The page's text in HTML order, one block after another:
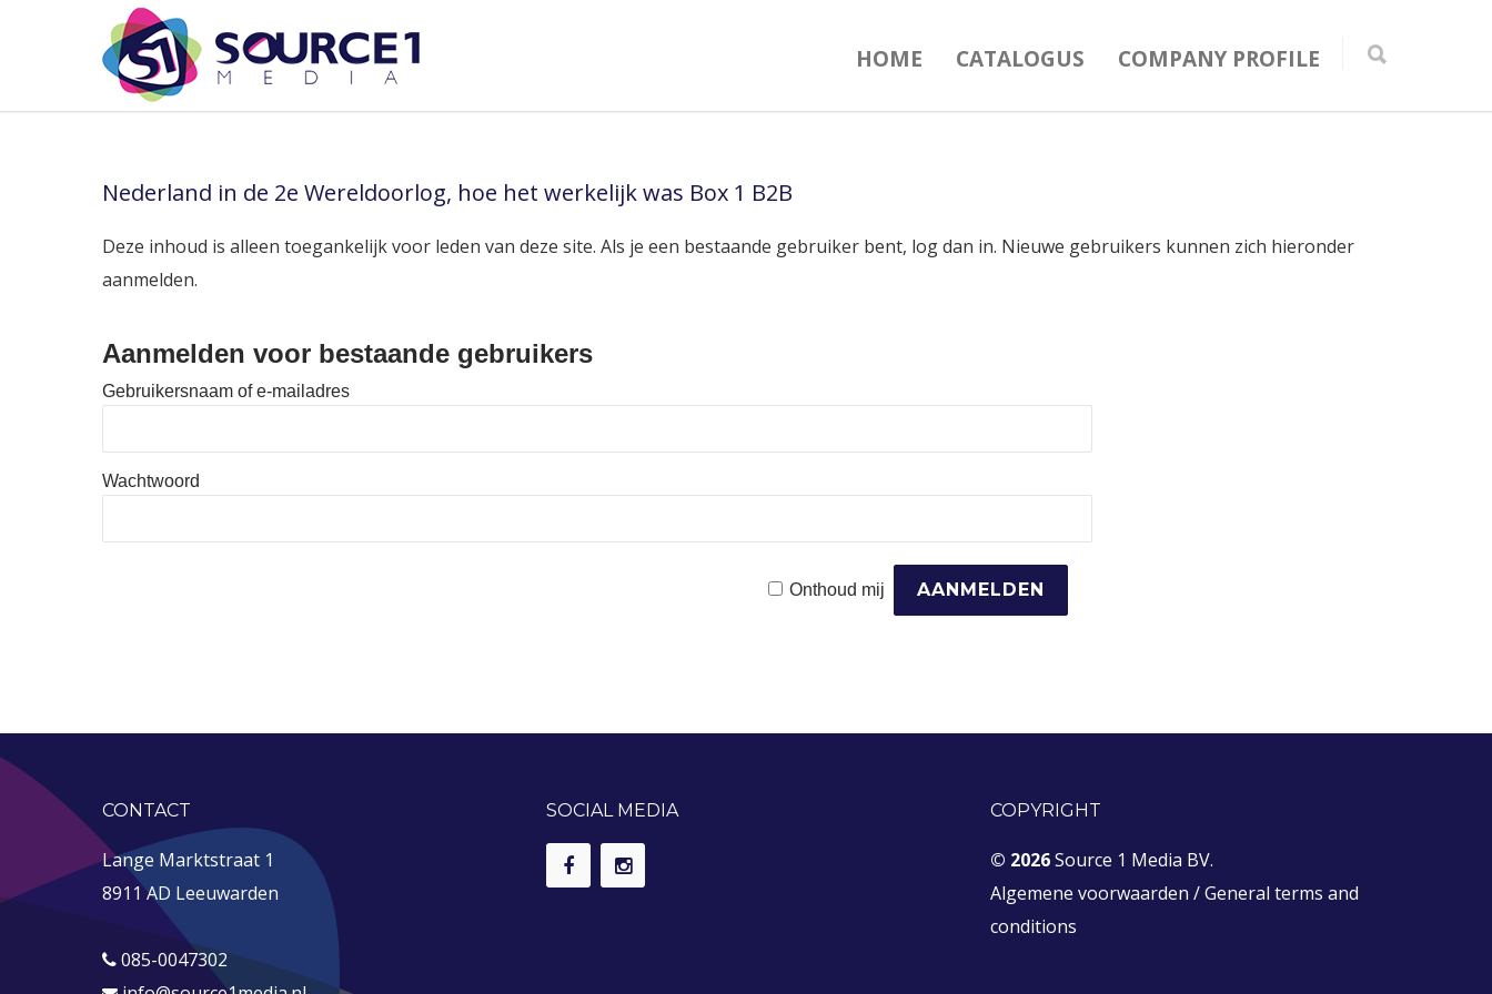
HOME CATALOGUS COMPANY PROFILE
Nederland in de 2e Wereldoorlog, hoe het werkelijk was Box 1 B2B
Deze inhoud is alleen toegankelijk voor leden van deze site. Als je een bestaande gebruiker bent, log dan in. Nieuwe gebruikers kunnen zich hieronder
aanmelden.
Aanmelden voor bestaande gebruikers
Gebruikersnaam of e-mailadres
Wachtwoord
Onthoud mij
CONTACT
Lange Marktstraat 1
8911 AD Leeuwarden
085-0047302
SOCIAL MEDIA COPYRIGHT
© 2026Source 1 Media BV.
Algemene voorwaarden /General terms and
conditions